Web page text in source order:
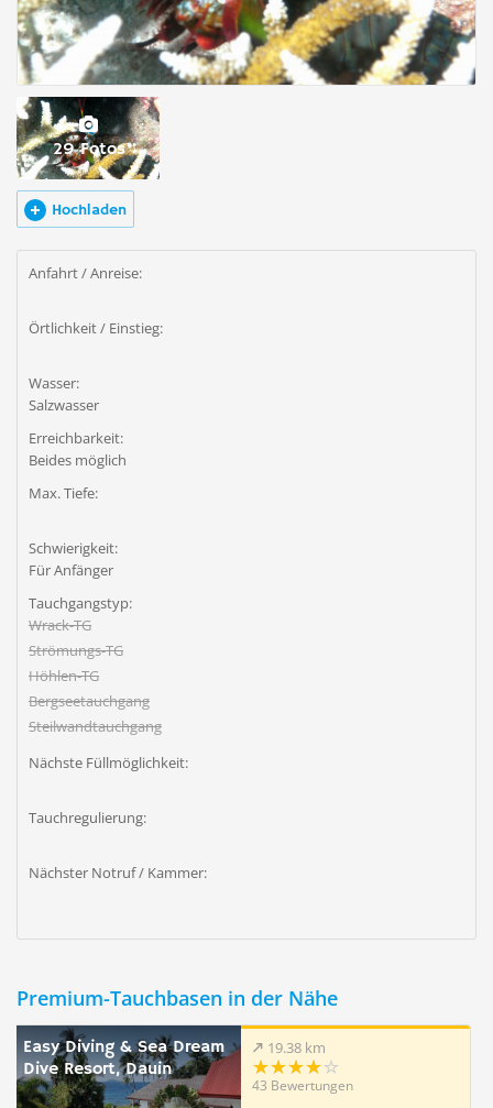
29 Fotos
Hochladen
Anfahrt / Anreise:
Örtlichkeit / Einstieg:
Wasser:
Salzwasser
Erreichbarkeit:
Beides möglich
Max. Tiefe:
Schwierigkeit:
Für Anfänger
Tauchgangstyp:
Wrack-TG
Strömungs-TG
Höhlen-TG
Bergseetauchgang
Steilwandtauchgang
Nächste Füllmöglichkeit:
Tauchregulierung:
Nächster Notruf / Kammer:
Premium-Tauchbasen in der Nähe
Easy Diving & Sea Dream
Dive Resort, Dauin
19.38 km
43 Bewertungen